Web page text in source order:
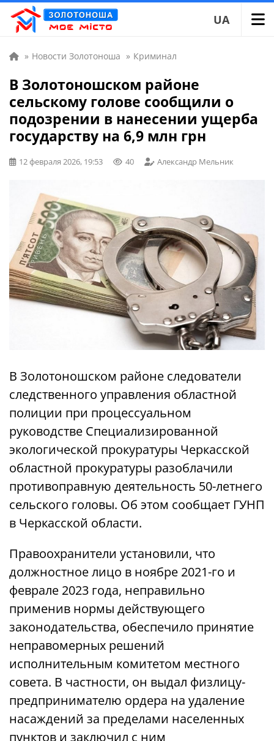
UA
» Новости Золотоноша » Криминал
В Золотоношском районе
сельскому голове сообщили о
подозрении в нанесении ущерба
государству на 6,9 млн грн
12 февраля 2026, 19:53 40 Александр Мельник
В Золотоношском районе следователи
следственного управления областной
полиции при процессуальном
руководстве Специализированной
экологической прокуратуры Черкасской
областной прокуратуры разоблачили
противоправную деятельность 50-летнего
сельского головы. Об этом сообщает ГУНП
в Черкасской области.
Правоохранители установили, что
должностное лицо в ноябре 2021-го и
феврале 2023 года, неправильно
применив нормы действующего
законодательства, обеспечило принятие
неправомерных решений
исполнительным комитетом местного
совета. В частности, он выдал физлицу-
предпринимателю ордера на удаление
насаждений за пределами населенных
пунктов и заключил с ним